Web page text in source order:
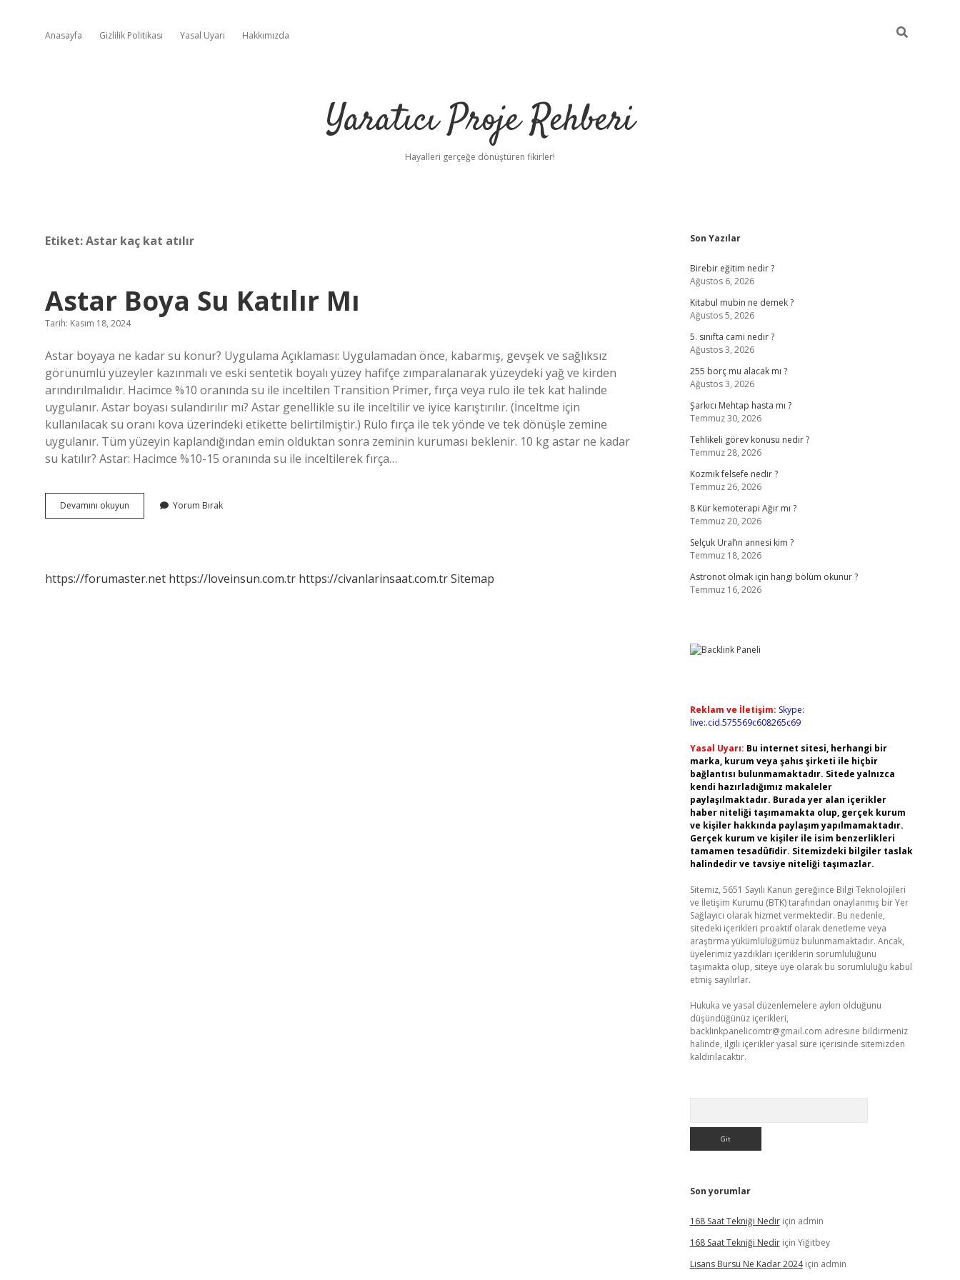
Anasayfa Gizlilik Politikası Yasal Uyarı Hakkımızda
Yaratıcı Proje Rehberi
Hayalleri gerçeğe dönüştüren fikirler!
Etiket:Astar kaç kat atılır
Astar Boya Su Katılır Mı
Tarih: Kasım 18, 2024
Astar boyaya ne kadar su konur? Uygulama Açıklaması: Uygulamadan önce, kabarmış, gevşek ve sağlıksız
görünümlü yüzeyler kazınmalı ve eski sentetik boyalı yüzey hafifçe zımparalanarak yüzeydeki yağ ve kirden
arındırılmalıdır. Hacimce %10 oranında su ile inceltilen Transition Primer, fırça veya rulo ile tek kat halinde
uygulanır. Astar boyası sulandırılır mı? Astar genellikle su ile inceltilir ve iyice karıştırılır. (İnceltme için
kullanılacak su oranı kova üzerindeki etikette belirtilmiştir.) Rulo fırça ile tek yönde ve tek dönüşle zemine
uygulanır. Tüm yüzeyin kaplandığından emin olduktan sonra zeminin kuruması beklenir. 10 kg astar ne kadar
su katılır? Astar: Hacimce %10-15 oranında su ile inceltilerek fırça…
Devamını okuyun
Boya
Yorum Bırak
https://forumaster.net https://loveinsun.com.tr https://civanlarinsaat.com.trSitemap
Sidebar
Son Yazılar
Birebir eğitim nedir ?
Ağustos 6, 2026
Kitabul mubin ne demek ?
Ağustos 5, 2026
5. sınıfta cami nedir ?
Ağustos 3, 2026
255 borç mu alacak mı ?
Ağustos 3, 2026
Şarkıcı Mehtap hasta mı ?
Temmuz 30, 2026
Tehlikeli görev konusu nedir ?
Temmuz 28, 2026
Kozmik felsefe nedir ?
Temmuz 26, 2026
8 Kür kemoterapi Ağır mı ?
Temmuz 20, 2026
Selçuk Ural’ın annesi kim ?
Temmuz 18, 2026
Astronot olmak için hangi bölüm okunur ?
Temmuz 16, 2026
Reklam ve İletişim: Skype:
live:.cid.575569c608265c69
Yasal Uyarı: Bu internet sitesi, herhangi bir
marka, kurum veya şahıs şirketi ile hiçbir
bağlantısı bulunmamaktadır. Sitede yalnızca
kendi hazırladığımız makaleler
paylaşılmaktadır. Burada yer alan içerikler
haber niteliği taşımamakta olup, gerçek kurum
ve kişiler hakkında paylaşım yapılmamaktadır.
Gerçek kurum ve kişiler ile isim benzerlikleri
tamamen tesadüfidir. Sitemizdeki bilgiler taslak
halindedir ve tavsiye niteliği taşımazlar.
Sitemiz, 5651 Sayılı Kanun gereğince Bilgi Teknolojileri
ve İletişim Kurumu (BTK) tarafından onaylanmış bir Yer
Sağlayıcı olarak hizmet vermektedir. Bu nedenle,
sitedeki içerikleri proaktif olarak denetleme veya
araştırma yükümlülüğümüz bulunmamaktadır. Ancak,
üyelerimiz yazdıkları içeriklerin sorumluluğunu
taşımakta olup, siteye üye olarak bu sorumluluğu kabul
etmiş sayılırlar.
Hukuka ve yasal düzenlemelere aykırı olduğunu
düşündüğünüz içerikleri,
backlinkpanelicomtr@gmail.com adresine bildirmeniz
halinde, ilgili içerikler yasal süre içerisinde sitemizden
kaldırılacaktır.
Son yorumlar
168 Saat Tekniği Nediriçin admin
168 Saat Tekniği Nediriçin Yiğitbey
Lisans Bursu Ne Kadar 2024için admin
https://betci.co/